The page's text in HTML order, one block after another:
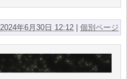
2024年6月30日 12:12 |個別ページ